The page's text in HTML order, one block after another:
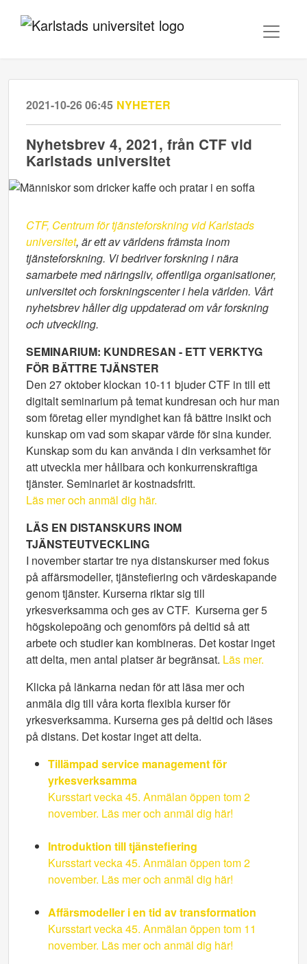
2021-10-26 06:45 NYHETER
Nyhetsbrev 4, 2021, från CTF vid
Karlstads universitet
CTF, Centrum för tjänsteforskning vid Karlstads
universitet, är ett av världens främsta inom
tjänsteforskning. Vi bedriver forskning i nära
samarbete med näringsliv, offentliga organisationer,
universitet och forskningscenter i hela världen. Vårt
nyhetsbrev håller dig uppdaterad om vår forskning
och utveckling.
SEMINARIUM: KUNDRESAN - ETT VERKTYG
FÖR BÄTTRE TJÄNSTER
Den 27 oktober klockan 10-11 bjuder CTF in till ett
digitalt seminarium på temat kundresan och hur man
som företag eller myndighet kan få bättre insikt och
kunskap om vad som skapar värde för sina kunder.
Kunskap som du kan använda i din verksamhet för
att utveckla mer hållbara och konkurrenskraftiga
tjänster. Seminariet är kostnadsfritt.
Läs mer och anmäl dig här.
LÄS EN DISTANSKURS INOM
TJÄNSTEUTVECKLING
I november startar tre nya distanskurser med fokus
på affärsmodeller, tjänstefiering och värdeskapande
genom tjänster. Kurserna riktar sig till
yrkesverksamma och ges av CTF. Kurserna ger 5
högskolepoäng och genomförs på deltid så att
arbete och studier kan kombineras. Det kostar inget
att delta, men antal platser är begränsat. Läs mer.
Klicka på länkarna nedan för att läsa mer och
anmäla dig till våra korta flexibla kurser för
yrkesverksamma. Kurserna ges på deltid och läses
på distans. Det kostar inget att delta.
Tillämpad service management för
yrkesverksamma
Kursstart vecka 45. Anmälan öppen tom 2
november. Läs mer och anmäl dig här!
Introduktion till tjänstefiering
Kursstart vecka 45. Anmälan öppen tom 2
november. Läs mer och anmäl dig här!
Affärsmodeller i en tid av transformation
Kursstart vecka 45. Anmälan öppen tom 11
november. Läs mer och anmäl dig här!